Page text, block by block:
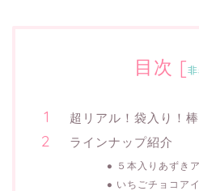
目次 [
超リアル！袋入り！
ラインナップ紹介
５本入りあずき
いちごチョコア